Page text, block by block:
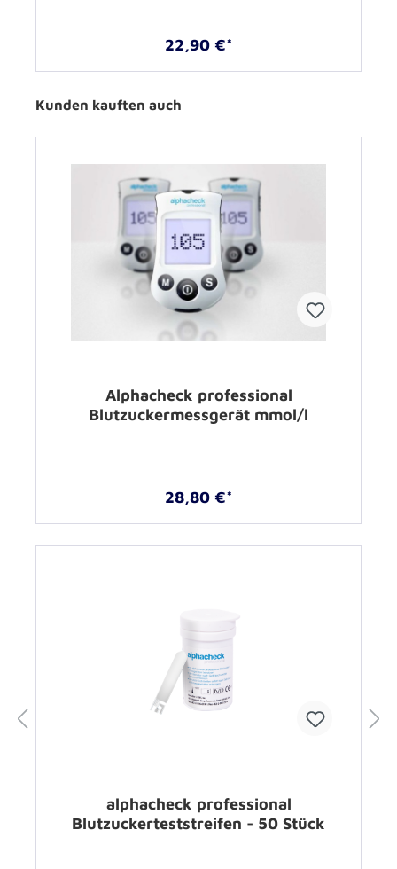
22,90 €*
Kunden kauften auch
Alphacheck professional
Blutzuckermessgerät mmol/l
28,80 €*
alphacheck professional
Blutzuckerteststreifen - 50 Stück